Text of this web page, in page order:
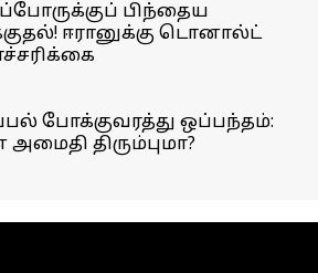
பிந்தைய
ஈரானுக்கு டொனால்ட்
போக்குவரத்து ஒப்பந்தம்:
திரும்புமா?